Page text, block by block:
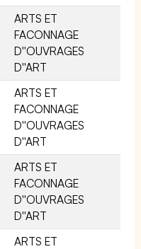
ARTS ET
FACONNAGE
D''OUVRAGES
D''ART
ARTS ET
FACONNAGE
D''OUVRAGES
D''ART
ARTS ET
FACONNAGE
D''OUVRAGES
D''ART
ARTS ET